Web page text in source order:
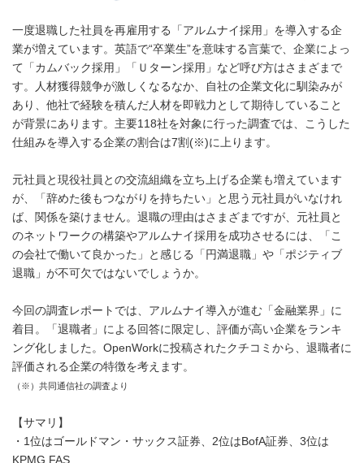
一度退職した社員を再雇用する「アルムナイ採用」を導入する企
業が増えています。英語で“卒業生”を意味する言葉で、企業によっ
て「カムバック採用」「Ｕターン採用」など呼び方はさまざまで
す。人材獲得競争が激しくなるなか、自社の企業文化に馴染みが
あり、他社で経験を積んだ人材を即戦力として期待していること
が背景にあります。主要118社を対象に行った調査では、こうした
仕組みを導入する企業の割合は7割(※)に上ります。
元社員と現役社員との交流組織を立ち上げる企業も増えています
が、「辞めた後もつながりを持ちたい」と思う元社員がいなけれ
ば、関係を築けません。退職の理由はさまざまですが、元社員と
のネットワークの構築やアルムナイ採用を成功させるには、「こ
の会社で働いて良かった」と感じる「円満退職」や「ポジティブ
退職」が不可欠ではないでしょうか。
今回の調査レポートでは、アルムナイ導入が進む「金融業界」に
着目。「退職者」による回答に限定し、評価が高い企業をランキ
ング化しました。OpenWorkに投稿されたクチコミから、退職者に
評価される企業の特徴を考えます。
（※）共同通信社の調査より
【サマリ】
・1位はゴールドマン・サックス証券、2位はBofA証券、3位は
KPMG FAS